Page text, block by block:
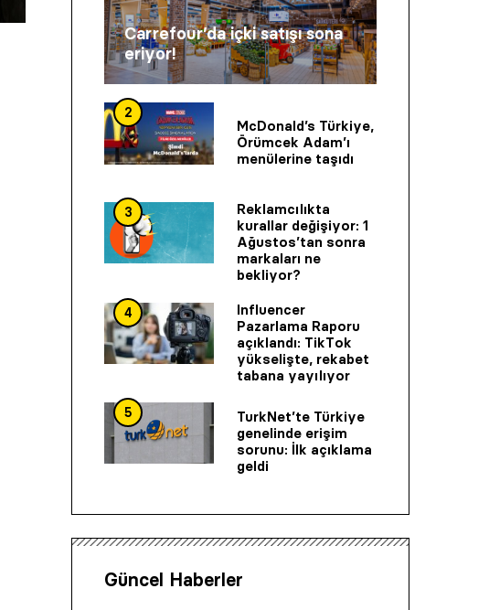
Carrefour’da içki satışı sona
eriyor!
2
McDonald’s Türkiye,
Örümcek Adam’ı
menülerine taşıdı
3
Reklamcılıkta
kurallar değişiyor: 1
Ağustos’tan sonra
markaları ne
bekliyor?
4
Influencer
Pazarlama Raporu
açıklandı: TikTok
yükselişte, rekabet
tabana yayılıyor
5
TurkNet’te Türkiye
genelinde erişim
sorunu: İlk açıklama
geldi
Güncel Haberler